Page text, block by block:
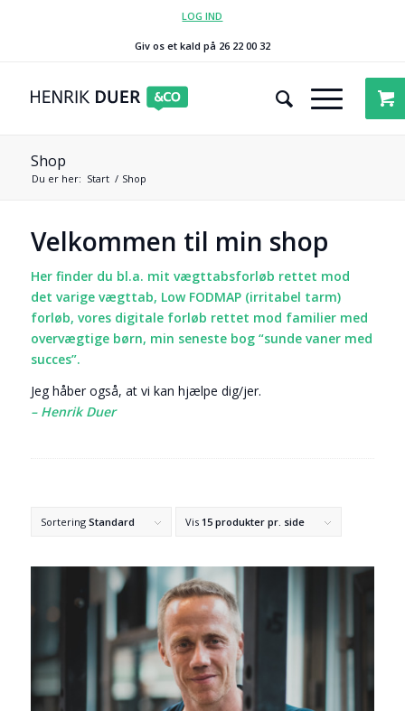
LOG IND
Giv os et kald på 26 22 00 32
Shop
Du er her: Start / Shop
Velkommen til min shop
Her finder du bl.a. mit vægttabsforløb rettet mod
det varige vægttab, Low FODMAP (irritabel tarm)
forløb, vores digitale forløb rettet mod familier med
overvægtige børn, min seneste bog “sunde vaner med
succes”.
Jeg håber også, at vi kan hjælpe dig/jer.
– Henrik Duer
Sortering Standard Vis 15 produkter pr. side